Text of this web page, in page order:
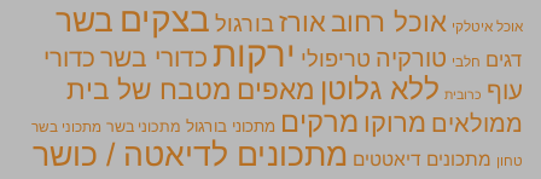
אוכל איטלקי אוכל רחוב אורזבורגול בצקים בשר
דגים חלבי טורקיה טריפולי ירקות כדורי בשר כדורי
עוף כרובית ללא גלוטן מאפים מטבח של בית
ממולאים מרוקו מרקים מתכוני בורגול מתכוני בשר מתכוני בשר
טחון מתכונים דיאטטים מתכונים לדיאטה / כושר